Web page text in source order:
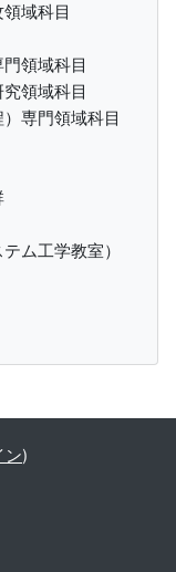
域科目
領域科目
領域科目
専門領域科目
ム工学教室）
ン)